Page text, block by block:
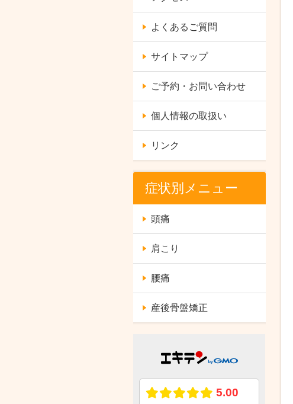
よくあるご質問
サイトマップ
ご予約・お問い合わせ
個人情報の取扱い
リンク
症状別メニュー
頭痛
肩こり
腰痛
産後骨盤矯正